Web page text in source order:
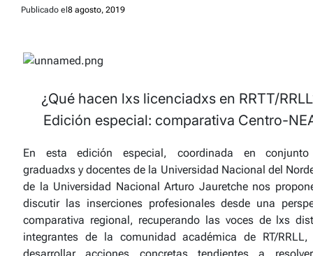
Publicado el 8 agosto, 2019
¿Qué hacen lxs licenciadxs en RRTT/
Edición especial: comparativa Centro-
En esta edición especial, coordinada en
graduadxs y docentes de la Universidad Nacional del
de la Universidad Nacional Arturo Jauretche nos
discutir las inserciones profesionales desde una
comparativa regional, recuperando las voces de lxs
integrantes de la comunidad académica de RT/RRLL,
desarrollar acciones concretas tendientes a